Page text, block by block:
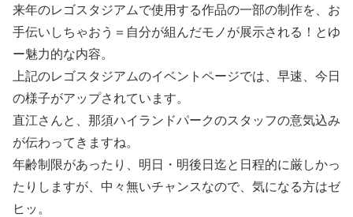
来年のレゴスタジアムで使用する作品の一部の制作を、お
手伝いしちゃおう＝自分が組んだモノが展示される！とゆ
ー魅力的な内容。
上記のレゴスタジアムのイベントページでは、早速、今日
の様子がアップされています。
直江さんと、那須ハイランドパークのスタッフの意気込み
が伝わってきますね。
年齢制限があったり、明日・明後日迄と日程的に厳しかっ
たりしますが、中々無いチャンスなので、気になる方はゼ
ヒッ。